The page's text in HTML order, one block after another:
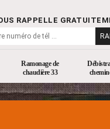
RAPPELLE
Ramonage de
chaudière 33